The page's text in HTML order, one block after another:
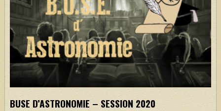
BUSE D’ASTRONOMIE – SESSION 2020